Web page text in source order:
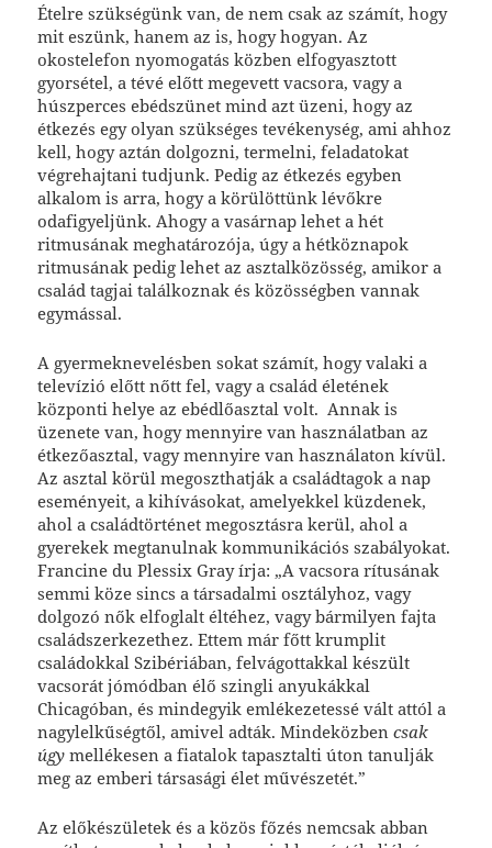
Ételre szükségünk van, de nem csak az számít, hogy
mit eszünk, hanem az is, hogy hogyan. Az
okostelefon nyomogatás közben elfogyasztott
gyorsétel, a tévé előtt megevett vacsora, vagy a
húszperces ebédszünet mind azt üzeni, hogy az
étkezés egy olyan szükséges tevékenység, ami ahhoz
kell, hogy aztán dolgozni, termelni, feladatokat
végrehajtani tudjunk. Pedig az étkezés egyben
alkalom is arra, hogy a körülöttünk lévőkre
odafigyeljünk. Ahogy a vasárnap lehet a hét
ritmusának meghatározója, úgy a hétköznapok
ritmusának pedig lehet az asztalközösség, amikor a
család tagjai találkoznak és közösségben vannak
egymással.
A gyermeknevelésben sokat számít, hogy valaki a
televízió előtt nőtt fel, vagy a család életének
központi helye az ebédlőasztal volt. Annak is
üzenete van, hogy mennyire van használatban az
étkezőasztal, vagy mennyire van használaton kívül.
Az asztal körül megoszthatják a családtagok a nap
eseményeit, a kihívásokat, amelyekkel küzdenek,
ahol a családtörténet megosztásra kerül, ahol a
gyerekek megtanulnak kommunikációs szabályokat.
Francine du Plessix Gray írja: „A vacsora rítusának
semmi köze sincs a társadalmi osztályhoz, vagy
dolgozó nők elfoglalt éltéhez, vagy bármilyen fajta
családszerkezethez. Ettem már főtt krumplit
családokkal Szibériában, felvágottakkal készült
vacsorát jómódban élő szingli anyukákkal
Chicagóban, és mindegyik emlékezetessé vált attól a
nagylelkűségtől, amivel adták. Mindeközbencsak
úgy mellékesen a fiatalok tapasztalti úton tanulják
meg az emberi társasági élet művészetét.”
Az előkészületek és a közös főzés nemcsak abban